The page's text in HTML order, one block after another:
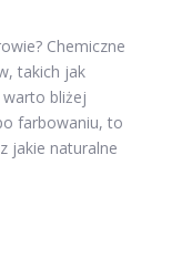
Chemiczne
takich jak
warto bliżej
farbowaniu, to
jakie naturalne